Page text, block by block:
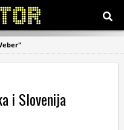
i Slovenija